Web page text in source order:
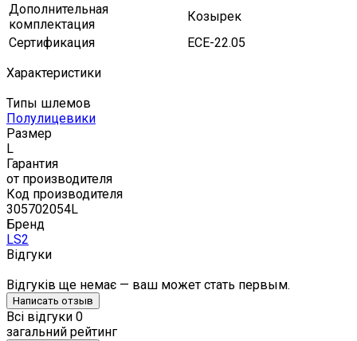
Дополнительная
комплектация
Козырек
Сертификация
ECE-22.05
Характеристики
Типы шлемов
Полулицевики
Размер
L
Гарантия
от производителя
Код производителя
305702054L
Бренд
LS2
Відгуки
Відгуків ще немає — ваш может стать первым.
Написать отзыв
Всі відгуки 0
загальний рейтинг